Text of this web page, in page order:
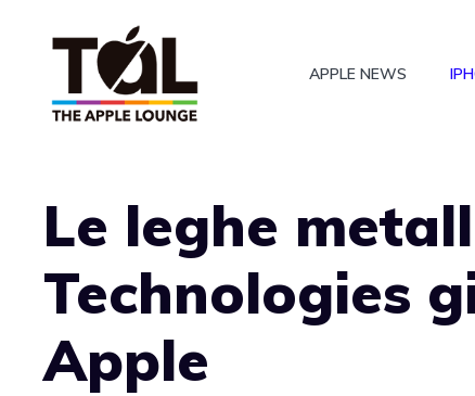
APPLE NEWS
Le leghe
Technologies
Apple